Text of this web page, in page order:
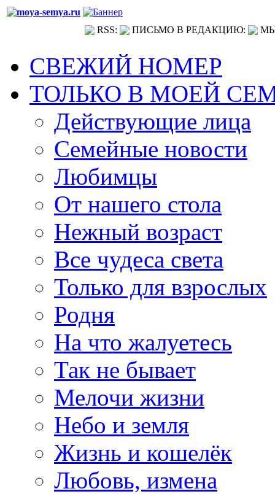
RSS: ПИСЬМО В РЕДАКЦИЮ:
СВЕЖИЙ НОМЕР
ТОЛЬКО В МОЕЙ
Действующие лица
Семейные новости
Любимцы
От нашего стола
Нежный возраст
Все чудеса света
Только для взрослых
Родня
На что жалуетесь
Так не бывает
Мелочи жизни
Небо и земля
Жизнь и кошелёк
Любовь, измена